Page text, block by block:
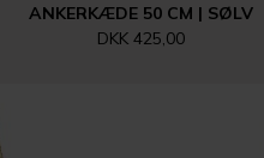
ANKERKÆDE 50 CM | SØLV
DKK 425,00